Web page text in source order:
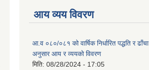
आय व्यय विवरण
आ.व ०८०/०८१ को वार्षिक निर्धारित पद्धति र ढाँचा
अनुसार आय र व्ययको विवरण
मिति: 08/28/2024 - 17:05